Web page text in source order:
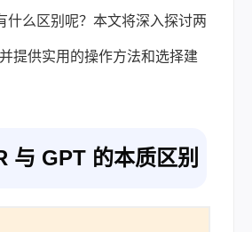
什么区别呢？本文将深入探讨两
提供实用的操作方法和选择建
与 GPT 的本质区别